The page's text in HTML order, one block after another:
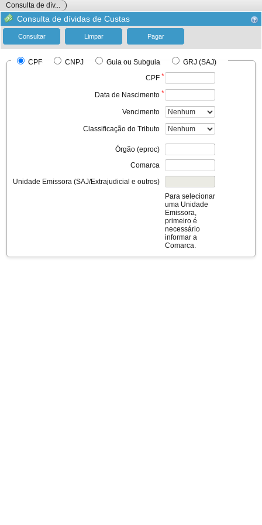
Consulta de dív...
Consulta de dívidas de Custas
CPF CNPJ Guia ou Subguia
GRJ (SAJ)
CPF *
Data de Nascimento *
Vencimento
Classificação do Tributo
Órgão (eproc)
Comarca
Unidade Emissora (SAJ/Extrajudicial e outros)
Para selecionar
uma Unidade
Emissora,
primeiro é
necessário
informar a
Comarca.